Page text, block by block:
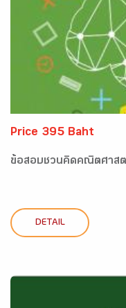
Price 395 Baht
ข้อสอบชวนคิดคณิตศาส
DETAIL